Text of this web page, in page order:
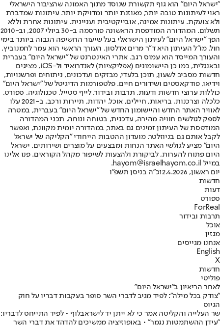
"ישראל היום" הוא גוף תקשורת שנוסד מתוך האמונה שהציבור הישראלי
ראוי לעיתונות טובה יותר, מאוזנת יותר ומדויקת יותר. עיתונות שמדברת
ולא צועקת. עיתונות אמינה, אובייקטיבית ועניינית. עיתונות אחרת וללא
תשלום. המהדורה המודפסת הראשונה פורסמה ב-30 ביולי 2007, וב-2010
הפך "ישראל היום" לעיתון הישראלי בעל שיעור החשיפה הגבוה ביותר בימי
חול. מו"ל העיתון היא ד"ר מרים אדלסון. העורך הראשי הוא עמר לחמנוביץ,
והעורך המייסד הוא עמוס רגב. אתרי האינטרנט של "ישראל היום" בעברית
ובאנגלית, כמו כן היישומונים (אפליקציות) לאנדרואיד ול-iOS, מציגים
חדשות מסביב לשעון, תוכן בלעדי, מבזקים ועדכונים, ניתוחים ופרשנויות,
וידיאו, פודקאסטים ושידורים חיים. פלטפורמות הדיגיטל של "ישראל היום"
כוללות ערוצי חדשות ודעות, תרבות ובידור, לייף סטייל, טכנולוגיה, ספורט,
כלכלה וצרכנות, בריאות, חיילים, אוכל, יהדות, תיירות ורכב. ב-2021 עלו
לאוויר האתר החדש והיישומון החדש של "ישראל היום" בעברית, במטרה
לספק לגולשים חוויה מהירה, עדכנית, בטוחה ונוחה. תכני המהדורה
המודפסת של העיתון זמינים גם באתר, במהדורה יומית מקוונת, ואפשר
לקבל אותם גם בניוזלטר. מועדון ההטבות הייחודי "הקליקה של ישראל
היום" מציע לגולשי האתר הנחות ומבצעים על מוצרים ושירותים. ישראל
היום פתוח להערות, לביקורת ולהצעות לשיפור מקהל הקוראים. פנו אלינו
במייל hayom@israelhayom.co.il.
יום ראשון, 12.4.2026
כ"ה בניסן תשפ"ו
חדשות
דעות
ספורט
ForReal
תרבות ובידור
אוכל
מגזין
אנחנו מגייסים
English
X
חדשות
פוליטי
לאחר הריאיון ב"ישראל היום"
"צודק בכל מילה": לפיד מגיב לדברי השר סופר בעקבות דבריו על חוק
הגיוס
שר העלייה והקליטה אמר כי לא ייתן יד לישראבלוף • לפיד התייחס לדבריו:
"עידן ההשתמטות נגמר" • באופוזיציה ממשיכים להדהד את דברי השר